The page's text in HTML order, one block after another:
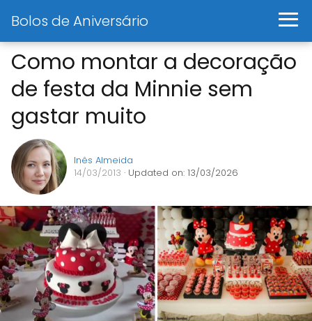
Bolos de Aniversário
Como montar a decoração
de festa da Minnie sem
gastar muito
Inês Almeida
14/03/2013 · Updated on: 13/03/2026